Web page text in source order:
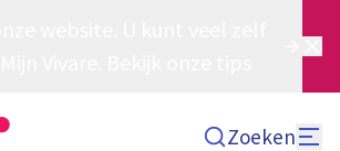
Zoeken